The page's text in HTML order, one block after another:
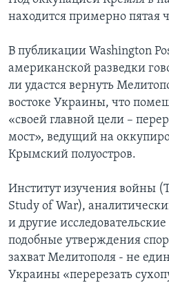
находится примерно пятая
В публикации Washington
американской разведки
ли удастся вернуть
востоке Украины, что
«своей главной цели –
мост», ведущий на
Крымский полуостров.
Институт изучения войны
Study of War),
и другие
подобные утверждения
захват Мелитополя - не
Украины «перерезать